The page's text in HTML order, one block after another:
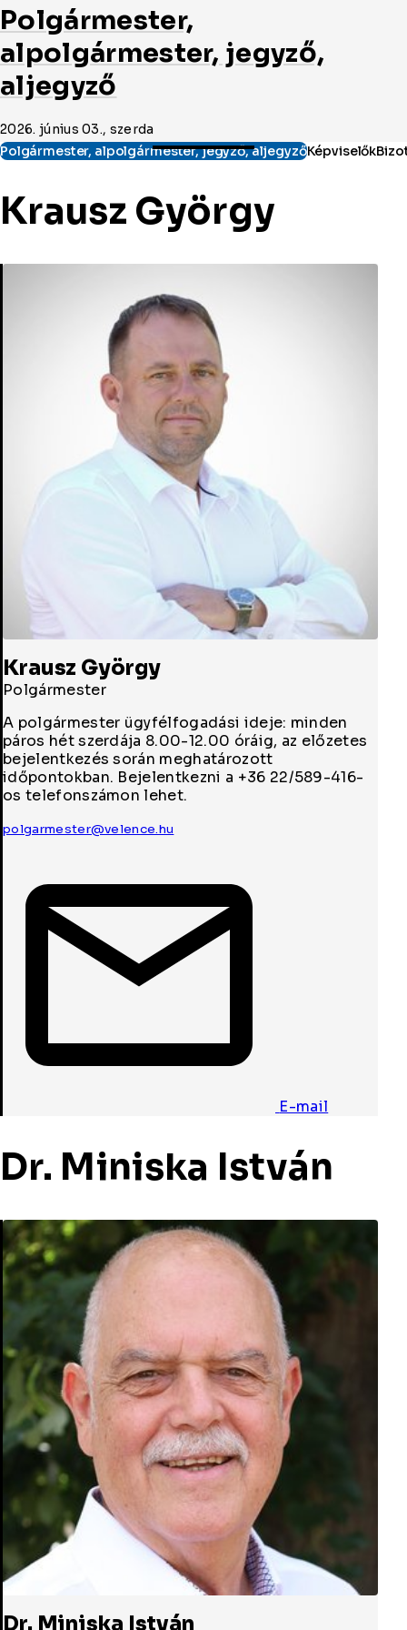
Polgármester,
alpolgármester, jegyző,
aljegyző
2026. június 03., szerda
Krausz György
Krausz György
Polgármester
A polgármester ügyfélfogadási ideje: minden
páros hét szerdája 8.00-12.00 óráig, az előzetes
bejelentkezés során meghatározott
időpontokban. Bejelentkezni a +36 22/589-416-
os telefonszámon lehet.
polgarmester@velence.hu
E-mail
Dr. Miniska István
Dr. Miniska István